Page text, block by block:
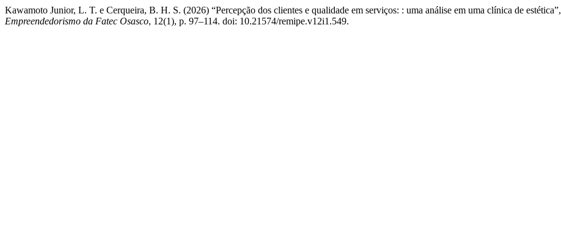
Kawamoto Junior, L. T. e Cerqueira, B. H. S. (2026) “Percepção dos clientes e qualidade em serviços: : uma análise em uma clínica de estética”,
Empreendedorismo da Fatec Osasco, 12(1), p. 97–114. doi: 10.21574/remipe.v12i1.549.